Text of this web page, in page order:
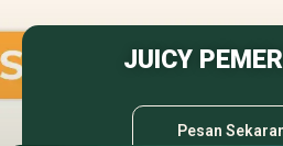
JUICY
Pesan